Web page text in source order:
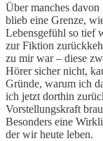
Über manches davon
blieb eine Grenze,
Lebensgefühl so tief
zur Fiktion
zu mir war – diese
Hörer sicher nicht,
Gründe, warum ich
ich jetzt dorthin
Vorstellungskraft
Besonders eine
der wir heute leben.